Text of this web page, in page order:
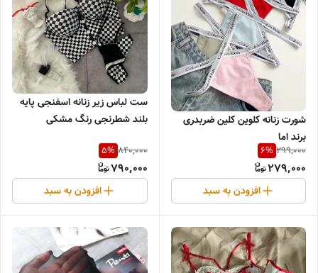
شورت زنانه کلوین کلین ضربدری
برند اما
299,000
6%
279,000
افزودن به سبد
ست لباس زیر زنانه اسفنجی پایه
بلند شطرنجی رنگ مشکی
840,000
5%
790,000
افزودن به سبد